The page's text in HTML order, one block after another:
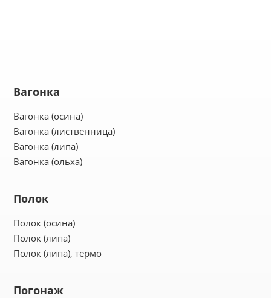
Вагонка
Вагонка (осина)
Вагонка (лиственница)
Вагонка (липа)
Вагонка (ольха)
Полок
Полок (осина)
Полок (липа)
Полок (липа), термо
Погонаж